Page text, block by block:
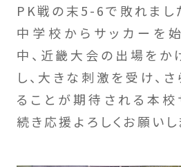
PK戦の末5-6で敗れまし
中学校からサッカーを
中、近畿大会の出場を
し、大きな刺激を受け、
ることが期待される本
続き応援よろしくお願いし